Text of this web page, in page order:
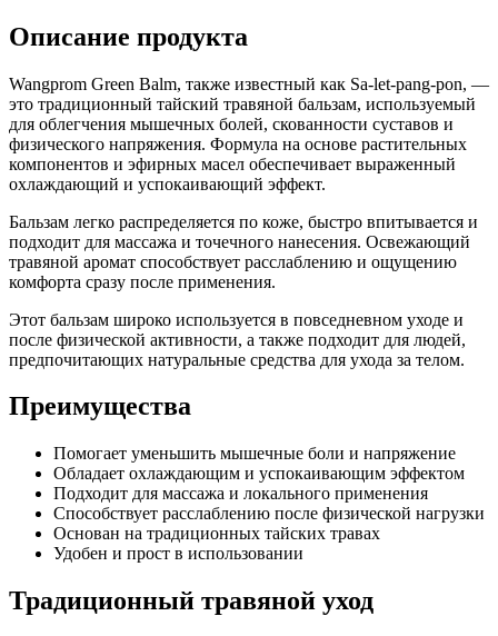
Описание продукта
Wangprom Green Balm, также известный как Sa-let-pang-pon, —
это традиционный тайский травяной бальзам, используемый
для облегчения мышечных болей, скованности суставов и
физического напряжения. Формула на основе растительных
компонентов и эфирных масел обеспечивает выраженный
охлаждающий и успокаивающий эффект.
Бальзам легко распределяется по коже, быстро впитывается и
подходит для массажа и точечного нанесения. Освежающий
травяной аромат способствует расслаблению и ощущению
комфорта сразу после применения.
Этот бальзам широко используется в повседневном уходе и
после физической активности, а также подходит для людей,
предпочитающих натуральные средства для ухода за телом.
Преимущества
Помогает уменьшить мышечные боли и напряжение
Обладает охлаждающим и успокаивающим эффектом
Подходит для массажа и локального применения
Способствует расслаблению после физической нагрузки
Основан на традиционных тайских травах
Удобен и прост в использовании
Традиционный травяной уход